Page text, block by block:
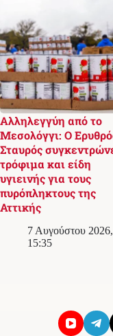
Αλληλεγγύη από το
Μεσολόγγι: Ο
Σταυρός
τρόφιμα και είδη
υγιεινής για τους
πυρόπληκτους της
Αττικής
7 Αυγούστου 2026,
15:35